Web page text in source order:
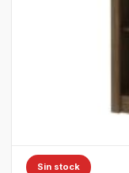
Sin stock